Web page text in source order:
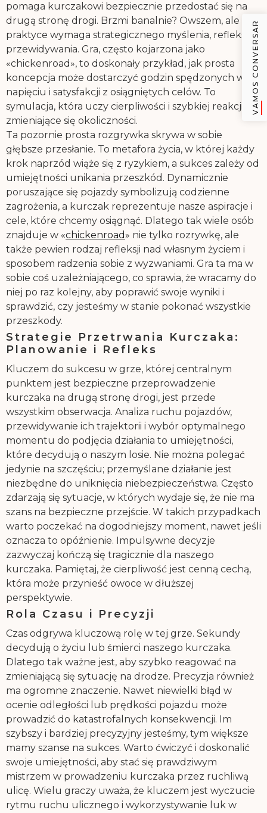
pomaga kurczakowi bezpiecznie przedostać się na
drugą stronę drogi. Brzmi banalnie? Owszem, ale w
praktyce wymaga strategicznego myślenia, refleksu i
przewidywania. Gra, często kojarzona jako
«chickenroad», to doskonały przykład, jak prosta
koncepcja może dostarczyć godzin spędzonych w
napięciu i satysfakcji z osiągniętych celów. To
symulacja, która uczy cierpliwości i szybkiej reakcji na
zmieniające się okoliczności.
Ta pozornie prosta rozgrywka skrywa w sobie
głębsze przesłanie. To metafora życia, w której każdy
krok naprzód wiąże się z ryzykiem, a sukces zależy od
umiejętności unikania przeszkód. Dynamicznie
poruszające się pojazdy symbolizują codzienne
zagrożenia, a kurczak reprezentuje nasze aspiracje i
cele, które chcemy osiągnąć. Dlatego tak wiele osób
znajduje w «chickenroad » nie tylko rozrywkę, ale
także pewien rodzaj refleksji nad własnym życiem i
sposobem radzenia sobie z wyzwaniami. Gra ta ma w
sobie coś uzależniającego, co sprawia, że wracamy do
niej po raz kolejny, aby poprawić swoje wyniki i
sprawdzić, czy jesteśmy w stanie pokonać wszystkie
przeszkody.
Strategie Przetrwania Kurczaka:
Planowanie i Refleks
Kluczem do sukcesu w grze, której centralnym
punktem jest bezpieczne przeprowadzenie
kurczaka na drugą stronę drogi, jest przede
wszystkim obserwacja. Analiza ruchu pojazdów,
przewidywanie ich trajektorii i wybór optymalnego
momentu do podjęcia działania to umiejętności,
które decydują o naszym losie. Nie można polegać
jedynie na szczęściu; przemyślane działanie jest
niezbędne do uniknięcia niebezpieczeństwa. Często
zdarzają się sytuacje, w których wydaje się, że nie ma
szans na bezpieczne przejście. W takich przypadkach
warto poczekać na dogodniejszy moment, nawet jeśli
oznacza to opóźnienie. Impulsywne decyzje
zazwyczaj kończą się tragicznie dla naszego
kurczaka. Pamiętaj, że cierpliwość jest cenną cechą,
która może przynieść owoce w dłuższej
perspektywie.
Rola Czasu i Precyzji
Czas odgrywa kluczową rolę w tej grze. Sekundy
decydują o życiu lub śmierci naszego kurczaka.
Dlatego tak ważne jest, aby szybko reagować na
zmieniającą się sytuację na drodze. Precyzja również
ma ogromne znaczenie. Nawet niewielki błąd w
ocenie odległości lub prędkości pojazdu może
prowadzić do katastrofalnych konsekwencji. Im
szybszy i bardziej precyzyjny jesteśmy, tym większe
mamy szanse na sukces. Warto ćwiczyć i doskonalić
swoje umiejętności, aby stać się prawdziwym
mistrzem w prowadzeniu kurczaka przez ruchliwą
ulicę. Wielu graczy uważa, że kluczem jest wyczucie
rytmu ruchu ulicznego i wykorzystywanie luk w
VAMOS CONVERSAR